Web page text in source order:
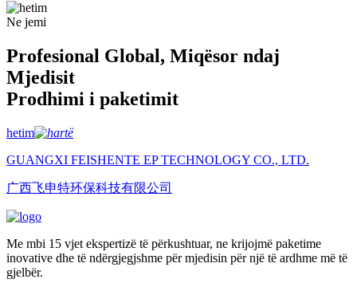
Ne jemi
Profesional Global, Miqësor ndaj
Mjedisit
Prodhimi i paketimit
hetim
GUANGXI FEISHENTE EP TECHNOLOGY CO., LTD.
广西飞申特环保科技有限公司
Me mbi 15 vjet ekspertizë të përkushtuar, ne krijojmë paketime
inovative dhe të ndërgjegjshme për mjedisin për një të ardhme më të
gjelbër.